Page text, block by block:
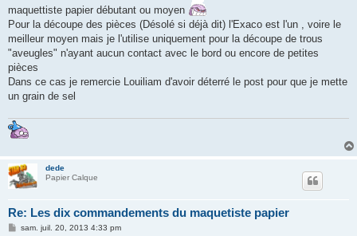
maquettiste papier débutant ou moyen
Pour la découpe des pièces (Désolé si déjà dit) l'Exaco est l'un , voire le
meilleur moyen mais je l'utilise uniquement pour la découpe de trous
"aveugles" n'ayant aucun contact avec le bord ou encore de petites
pièces
Dans ce cas je remercie Louiliam d'avoir déterré le post pour que je mette
un grain de sel
dede
Papier Calque
Re: Les dix commandements du maquetiste papier
Msam. juil. 20, 2013 4:33 pm